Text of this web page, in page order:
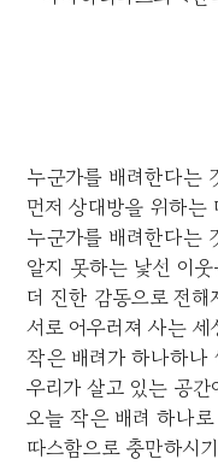
누군가를 배려한다는
먼저 상대방을 위하는
누군가를 배려한다는
알지 못하는 낯선 이
더 진한 감동으로 전해
서로 어우러져 사는 세
작은 배려가 하나하나
우리가 살고 있는 공
오늘 작은 배려 하나
따스함으로 충만하시